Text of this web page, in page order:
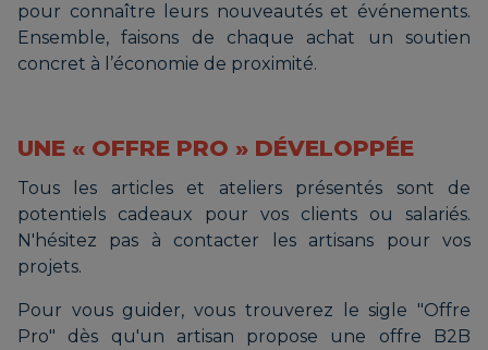
pour connaître leurs nouveautés et événements.
Ensemble, faisons de chaque achat un soutien
concret à l’économie de proximité.
UNE « OFFRE PRO » DÉVELOPPÉE
Tous les articles et ateliers présentés sont de
potentiels cadeaux pour vos clients ou salariés.
N'hésitez pas à contacter les artisans pour vos
projets.
Pour vous guider, vous trouverez le sigle "Offre
Pro" dès qu'un artisan propose une offre B2B